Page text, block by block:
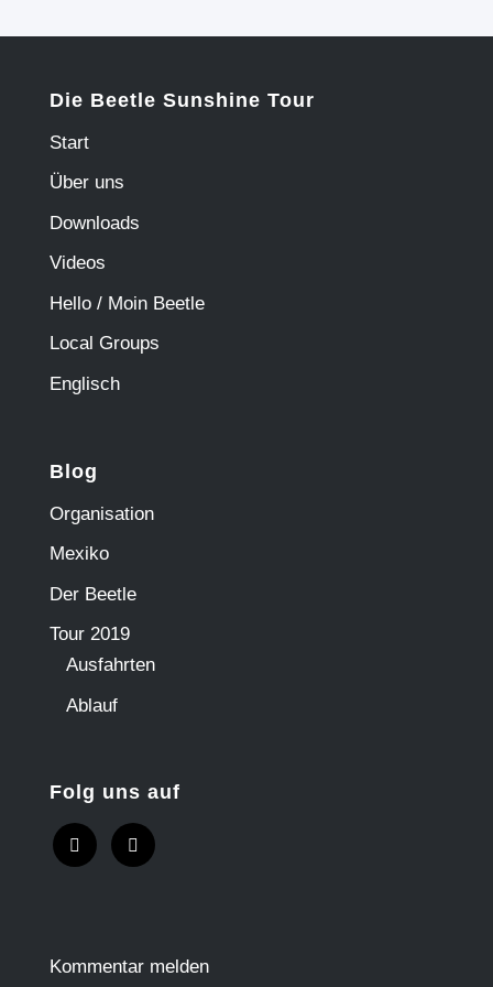
Die Beetle Sunshine Tour
Start
Über uns
Downloads
Videos
Hello / Moin Beetle
Local Groups
Englisch
Blog
Organisation
Mexiko
Der Beetle
Tour 2019
Ausfahrten
Ablauf
Folg uns auf
Kommentar melden